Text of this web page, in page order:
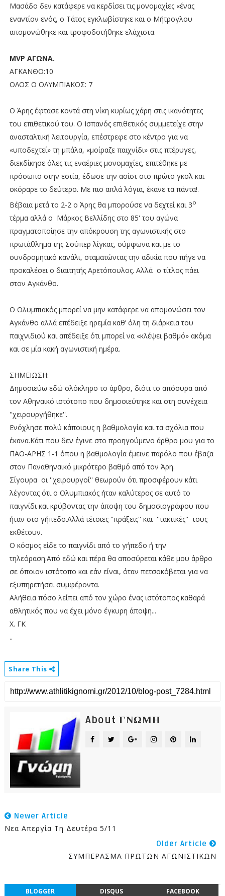
Μασάδο δεν κατάφερε να κερδίσει τις μονομαχίες «ένας
εναντίον ενός, ο Τάτος εγκλωβίστηκε και ο Μήτρογλου
απομονώθηκε και τροφοδοτήθηκε ελάχιστα.
MVP ΑΓΩΝΑ.
ΑΓΚΑΝΘΟ:10
ΟΛΟΣ Ο ΟΛΥΜΠΙΑΚΟΣ: 7
Ο Άρης έφτασε κοντά στη νίκη κυρίως χάρη στις ικανότητες
του επιθετικού του. Ο Ισπανός επιθετικός συμμετείχε στην
ανασταλτική λειτουργία, επέστρεφε στο κέντρο για να
«υποδεχτεί» τη μπάλα, «μοίραζε παιχνίδι» στις πτέρυγες,
διεκδίκησε όλες τις εναέριες μονομαχίες, επιτέθηκε με
πρόσωπο στην εστία, έδωσε την ασίστ στο πρώτο γκολ και
σκόραρε το δεύτερο. Με πιο απλά λόγια, έκανε τα πάντα!.
Βέβαια μετά το 2-2 ο Άρης θα μπορούσε να δεχτεί και 3ο
τέρμα αλλά ο Μάρκος Βελλίδης στο 85' του αγώνα
πραγματοποίησε την απόκρουση της αγωνιστικής στο
πρωτάθλημα της Σούπερ λίγκας, σύμφωνα και με το
συνδρομητικό κανάλι, σταματώντας την αδικία που πήγε να
προκαλέσει ο διαιτητής Αρετόπουλος. Αλλά ο τίτλος πάει
στον Αγκάνθο.
Ο Ολυμπιακός μπορεί να μην κατάφερε να απομονώσει τον
Αγκάνθο αλλά επέδειξε ηρεμία καθ’ όλη τη διάρκεια του
παιχνιδιού και απέδειξε ότι μπορεί να «κλέψει βαθμό» ακόμα
και σε μία κακή αγωνιστική ημέρα.
ΣΗΜΕΙΩΣΗ:
Δημοσιεύω εδώ ολόκληρο το άρθρο, διότι το απόσυρα από
τον Αθηναικό ιστότοπο που δημοσιεύτηκε και στη συνέχεια
''χειρουργήθηκε''.
Ενόχλησε πολύ κάποιους η βαθμολογία και τα σχόλια που
έκανα.Κάτι που δεν έγινε στο προηγούμενο άρθρο μου για το
ΠΑΟ-ΑΡΗΣ 1-1 όπου η βαθμολογία έμεινε παρόλο που έβαζα
στον Παναθηναικό μικρότερο βαθμό από τον Άρη.
Σίγουρα οι ''χειρουργοί'' θεωρούν ότι προσφέρουν κάτι
λέγοντας ότι ο Ολυμπιακός ήταν καλύτερος σε αυτό το
παιγνίδι και κρύβοντας την άποψη του δημοσιογράφου που
ήταν στο γήπεδο.Αλλά τέτοιες ''πράξεις'' και ''τακτικές'' τους
εκθέτουν.
Ο κόσμος είδε το παιγνίδι από το γήπεδο ή την
τηλεόραση.Από εδώ και πέρα θα αποσύρεται κάθε μου άρθρο
σε όποιον ιστότοπο και εάν είναι, όταν πετσοκόβεται για να
εξυπηρετήσει συμφέροντα.
Αλήθεια πόσο λείπει από τον χώρο ένας ιστότοπος καθαρά
αθλητικός που να έχει μόνο έγκυρη άποψη...
Χ. ΓΚ
..
Share This
About ΓΝΩΜΗ
Newer Article
Νεα Απεργία Τη Δευτέρα 5/11
Older Article
ΣΥΜΠΕΡΑΣΜΑ ΠΡΩΤΩΝ ΑΓΩΝΙΣΤΙΚΩΝ
BLOGGER DISQUS FACEBOOK